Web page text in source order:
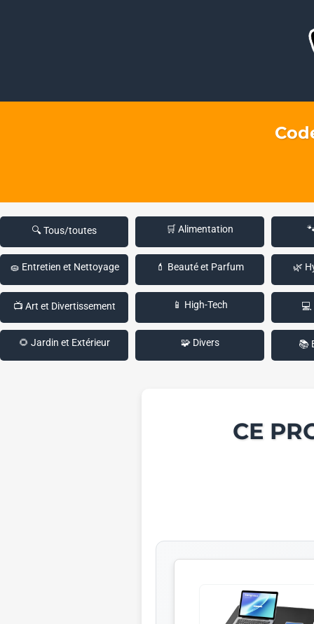
🔍 Tous/toutes 🛒 Alimentation
🧽 Entretien et Nettoyage 💄 Beauté et Parfum 🌿
📺 Art et Divertissement 📱 High-Tech 💻
🌻 Jardin et Extérieur 🧩 Divers 📚
CE